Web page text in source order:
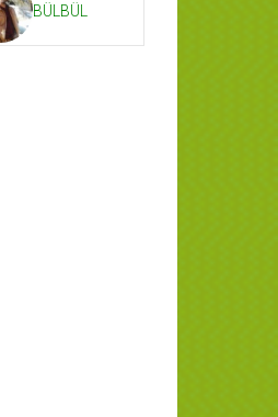
BÜLBÜL